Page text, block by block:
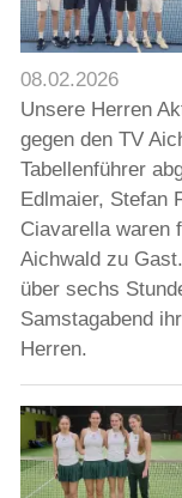
08.02.2026
Unsere Herren
gegen den TV
Tabellenführer
Edlmaier, Stefan
Ciavarella waren
Aichwald zu
über sechs
Samstagabend
Herren.